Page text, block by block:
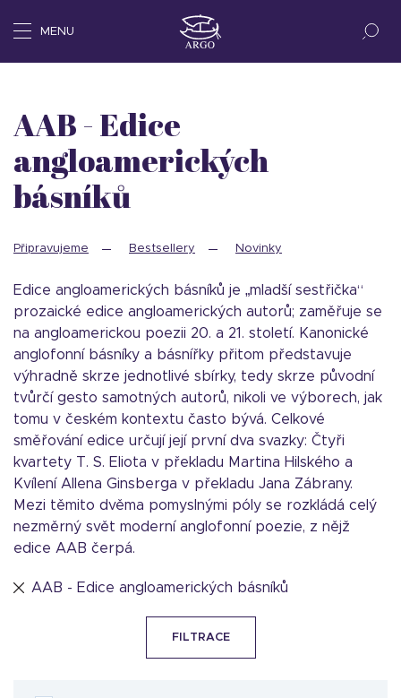
MENU
AAB - Edice
angloamerických
básníků
Připravujeme Bestsellery Novinky
Edice angloamerických básníků je „mladší sestřička“
prozaické edice angloamerických autorů; zaměřuje se
na angloamerickou poezii 20. a 21. století. Kanonické
anglofonní básníky a básnířky přitom představuje
výhradně skrze jednotlivé sbírky, tedy skrze původní
tvůrčí gesto samotných autorů, nikoli ve výborech, jak
tomu v českém kontextu často bývá. Celkové
směřování edice určují její první dva svazky: Čtyři
kvartety T. S. Eliota v překladu Martina Hilského a
Kvílení Allena Ginsberga v překladu Jana Zábrany.
Mezi těmito dvěma pomyslnými póly se rozkládá celý
nezměrný svět moderní anglofonní poezie, z nějž
edice AAB čerpá.
AAB - Edice angloamerických básníků
FILTRACE